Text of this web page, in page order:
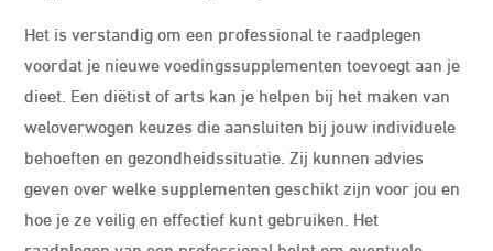
Het is verstandig om een professional te raadplegen
voordat je nieuwe voedingssupplementen toevoegt aan je
dieet. Een diëtist of arts kan je helpen bij het maken van
weloverwogen keuzes die aansluiten bij jouw individuele
behoeften en gezondheidssituatie. Zij kunnen advies
geven over welke supplementen geschikt zijn voor jou en
hoe je ze veilig en effectief kunt gebruiken. Het